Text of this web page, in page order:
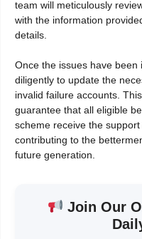
team will meticulously
with the information
details.
Once the issues have
diligently to update the
invalid failure accounts.
guarantee that all eligible
scheme receive the
contributing to the
future generation.
Join Our